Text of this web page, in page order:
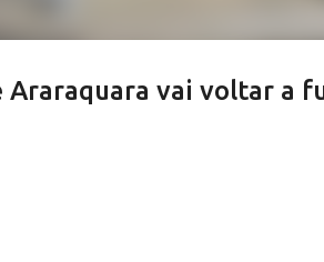
Araraquara vai voltar a